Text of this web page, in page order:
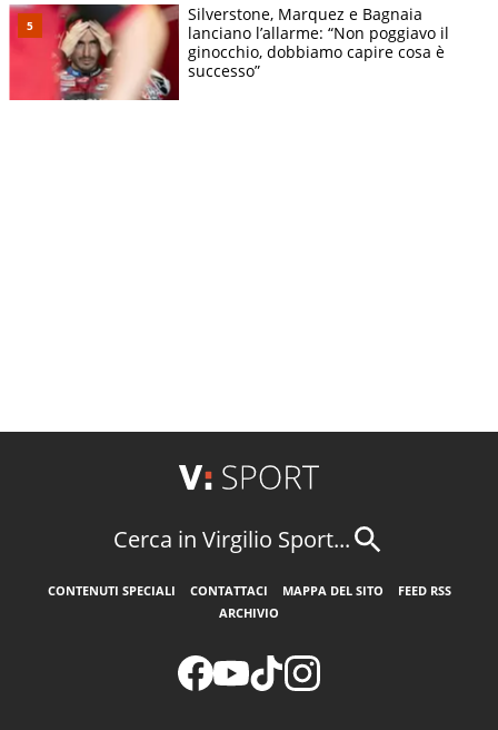
Silverstone, Marquez e Bagnaia
lanciano l’allarme: “Non poggiavo il
ginocchio, dobbiamo capire cosa è
successo”
Cerca in Virgilio Sport...
CONTENUTI SPECIALI CONTATTACI MAPPA DEL SITO
FEED RSS
ARCHIVIO